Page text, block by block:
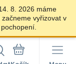
8. 2026 máme
vyřizovat v